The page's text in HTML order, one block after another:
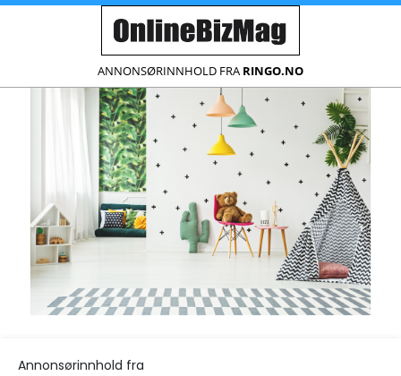
ANNONSØRINNHOLD FRA RINGO.NO
Annonsørinnhold fra